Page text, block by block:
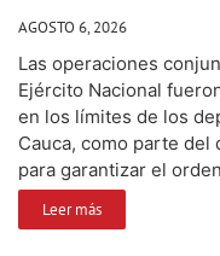
AGOSTO 6, 2026
Las operaciones
Ejército Nacional
en los límites de los
Cauca, como parte
para garantizar el
Leer más